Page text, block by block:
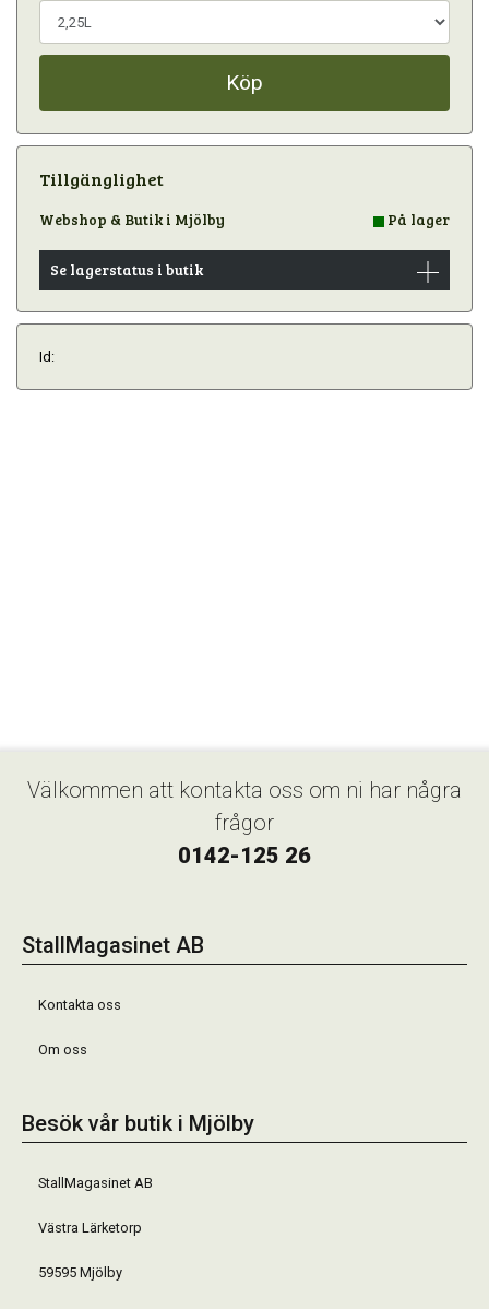
Köp
Tillgänglighet
Webshop & Butik i Mjölby På lager
Se lagerstatus i butik
Id:
Välkommen att kontakta oss om ni har några
frågor
0142-125 26
StallMagasinet AB
Kontakta oss
Om oss
Besök vår butik i Mjölby
StallMagasinet AB
Västra Lärketorp
59595 Mjölby